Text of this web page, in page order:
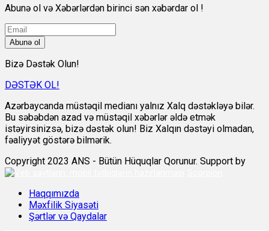
Abunə ol və Xəbərlərdən birinci sən xəbərdar ol !
Abunə ol
Bizə Dəstək Olun!
DƏSTƏK OL!
Azərbaycanda müstəqil medianı yalnız Xalq dəstəkləyə bilər.
Bu səbəbdən azad və müstəqil xəbərlər əldə etmək
istəyirsinizsə, bizə dəstək olun! Biz Xalqın dəstəyi olmadan,
fəaliyyət göstərə bilmərik.
Copyright 2023 ANS - Bütün Hüquqlar Qorunur. Support by
Haqqımızda
Məxfilik Siyasəti
Şərtlər və Qaydalar